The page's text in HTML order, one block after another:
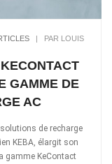
| PAR LOUIS
GAMME DE
AC
de recharge
KEBA, élargit son
gamme KeContact